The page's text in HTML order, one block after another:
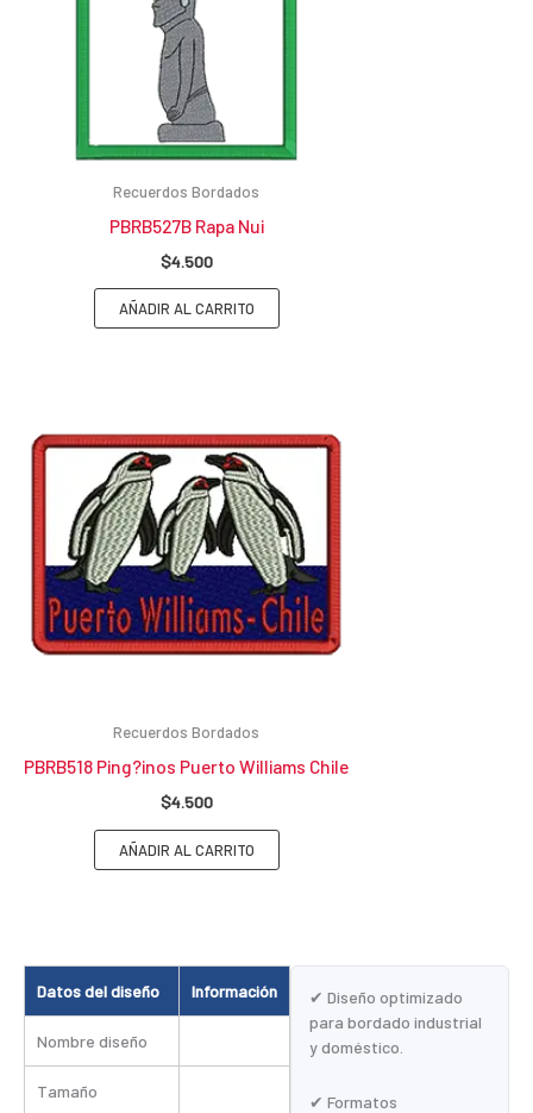
Datos del diseño Información
Nombre diseño
Tamaño
✔ Diseño optimizado
para bordado industrial
y doméstico.
✔ Formatos
Recuerdos Bordados
PBRB527B Rapa Nui
$4.500
AÑADIR AL CARRITO
Recuerdos Bordados
PBRB518 Ping?inos Puerto Williams Chile
$4.500
AÑADIR AL CARRITO